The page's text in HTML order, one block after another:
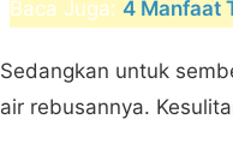
Baca Juga: 4 Manfaat
Sedangkan untuk
air rebusannya.